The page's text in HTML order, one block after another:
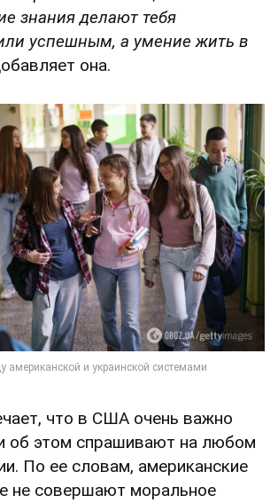
знания делают тебя
успешным, а умение жить в
она.
что в США очень важно
об этом спрашивают на любом
По ее словам, американские
не совершают моральное